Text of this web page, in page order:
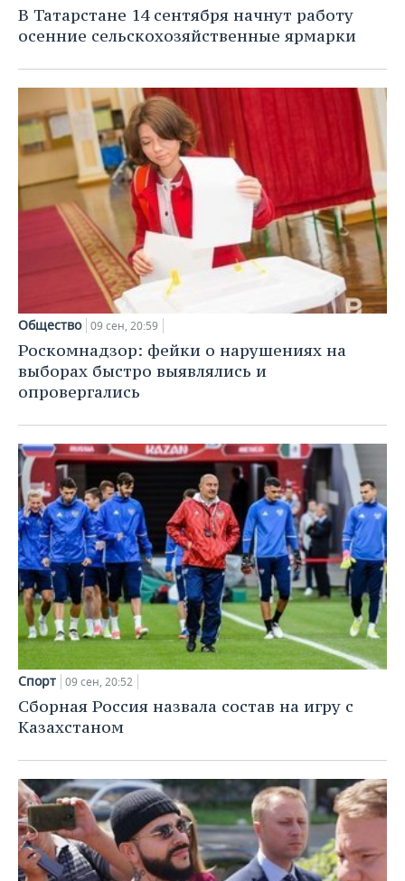
В Татарстане 14 сентября начнут работу
осенние сельскохозяйственные ярмарки
Общество 09 сен, 20:59
Роскомнадзор: фейки о нарушениях на
выборах быстро выявлялись и
опровергались
Спорт 09 сен, 20:52
Сборная Россия назвала состав на игру с
Казахстаном